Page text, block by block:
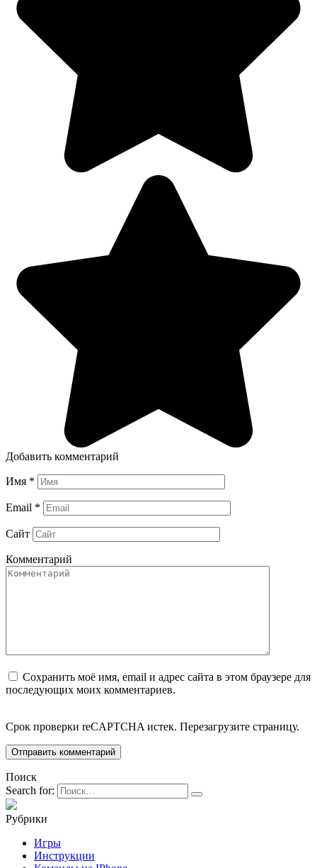
Добавить комментарий
Имя *
Email *
Сайт
Комментарий
Сохранить моё имя, email и адрес сайта в этом браузере для
последующих моих комментариев.
Срок проверки reCAPTCHA истек. Перезагрузите страницу.
Поиск
Search for:
Рубрики
Игры
Инструкции